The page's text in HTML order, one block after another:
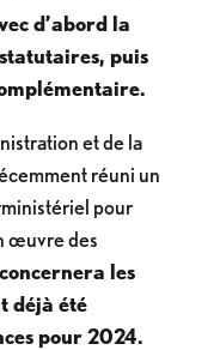
d’abord la
puis
et de la
réuni un
pour
œuvre des
les
déjà été
pour 2024.